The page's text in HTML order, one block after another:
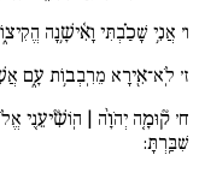
ו׳ אֲנִ֥י שָׁכַ֗בְתִּי וָאִ֫ישָׁ֥נָה
ז׳ לֹֽא־אִ֖ירָא מֵרִֽבְב֥וֹת עָ֑ם
ח׳ ק֘וּמָ֚ה יְהֹוָ֨ה | הֽוֹשִׁ֘יעֵ֚נִי
שִׁבַּֽרְתָּ: